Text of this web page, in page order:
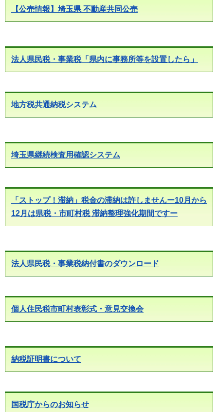
【公売情報】埼玉県 不動産共同公売
法人県民税・事業税「県内に事務所等を設置したら」
地方税共通納税システム
埼玉県継続検査用確認システム
「ストップ！滞納」税金の滞納は許しませんー10月から
12月は県税・市町村税 滞納整理強化期間ですー
法人県民税・事業税納付書のダウンロード
個人住民税市町村表彰式・意見交換会
納税証明書について
国税庁からのお知らせ